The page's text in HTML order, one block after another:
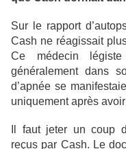
Sur le rapport
Cash ne réagissait
Ce médecin
généralement dans
d’apnée se
uniquement après
Il faut jeter un coup
reçus par Cash. Le